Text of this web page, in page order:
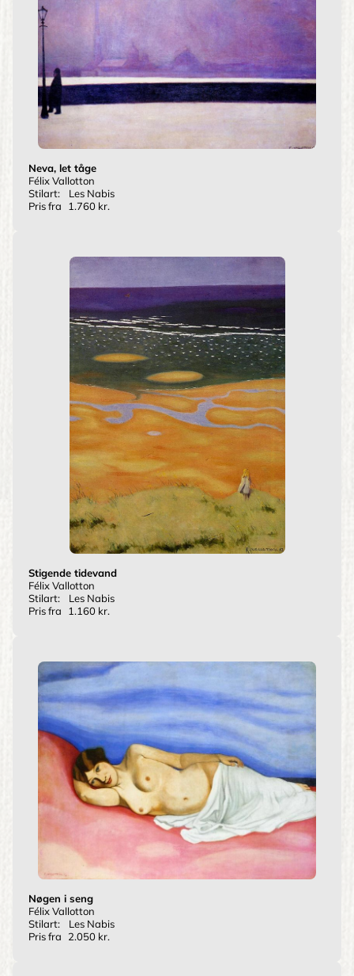
Neva, let tåge
Félix Vallotton
Stilart:
Les Nabis
Pris fra
1.760 kr.
Stigende tidevand
Félix Vallotton
Stilart:
Les Nabis
Pris fra
1.160 kr.
Nøgen i seng
Félix Vallotton
Stilart:
Les Nabis
Pris fra
2.050 kr.